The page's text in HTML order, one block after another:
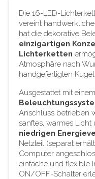
Die 16-LED-
vereint
hat die dekorative
einzigartigen
Lichterketten
Atmosphäre nach
handgefertigten
Ausgestattet mit einem
Anschluss betrieben
sanftes, warmes
niedrigen
Netzteil (separat
Computer
einfache und flexible
ON/OFF-Schalter